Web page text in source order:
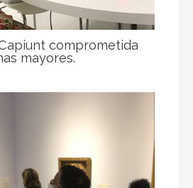
comprometida
mayores.